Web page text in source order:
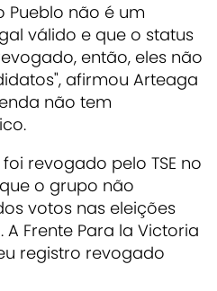
Pueblo não é um
válido e que o status
então, eles não
afirmou Arteaga
não tem
revogado pelo TSE no
o grupo não
votos nas eleições
A Frente Para la Victoria
registro revogado